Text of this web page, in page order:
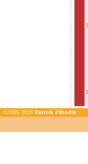
©2005-2026 Denník 24hodin